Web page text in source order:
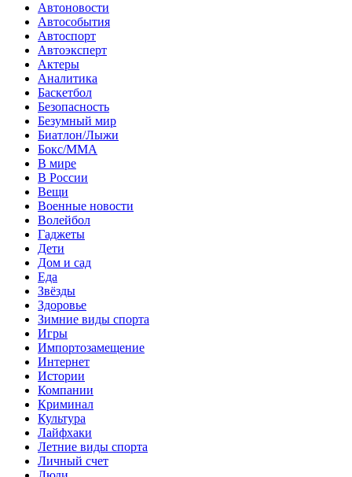
Автоновости
Автособытия
Автоспорт
Автоэксперт
Актеры
Аналитика
Баскетбол
Безопасность
Безумный мир
Биатлон/Лыжи
Бокс/MMA
В мире
В России
Вещи
Военные новости
Волейбол
Гаджеты
Дети
Дом и сад
Еда
Звёзды
Здоровье
Зимние виды спорта
Игры
Импортозамещение
Интернет
Истории
Компании
Криминал
Культура
Лайфхаки
Летние виды спорта
Личный счет